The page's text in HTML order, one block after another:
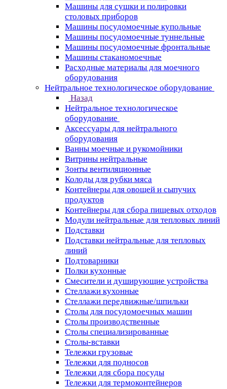
Машины для сушки и полировки
столовых приборов
Машины посудомоечные купольные
Машины посудомоечные туннельные
Машины посудомоечные фронтальные
Машины стаканомоечные
Расходные материалы для моечного
оборудования
Нейтральное технологическое оборудование
Назад
Нейтральное технологическое
оборудование
Аксессуары для нейтрального
оборудования
Ванны моечные и рукомойники
Витрины нейтральные
Зонты вентиляционные
Колоды для рубки мяса
Контейнеры для овощей и сыпучих
продуктов
Контейнеры для сбора пищевых отходов
Модули нейтральные для тепловых линий
Подставки
Подставки нейтральные для тепловых
линий
Подтоварники
Полки кухонные
Смесители и душирующие устройства
Стеллажи кухонные
Стеллажи передвижные/шпильки
Столы для посудомоечных машин
Столы производственные
Столы специализированные
Столы-вставки
Тележки грузовые
Тележки для подносов
Тележки для сбора посуды
Тележки для термоконтейнеров